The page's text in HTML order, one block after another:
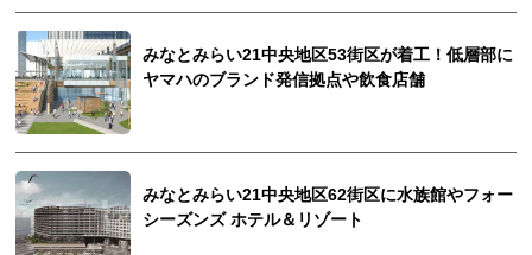
みなとみらい21中央地区53街区が着工！低層部に
ヤマハのブランド発信拠点や飲食店舗
みなとみらい21中央地区62街区に水族館やフォー
シーズンズ ホテル＆リゾート